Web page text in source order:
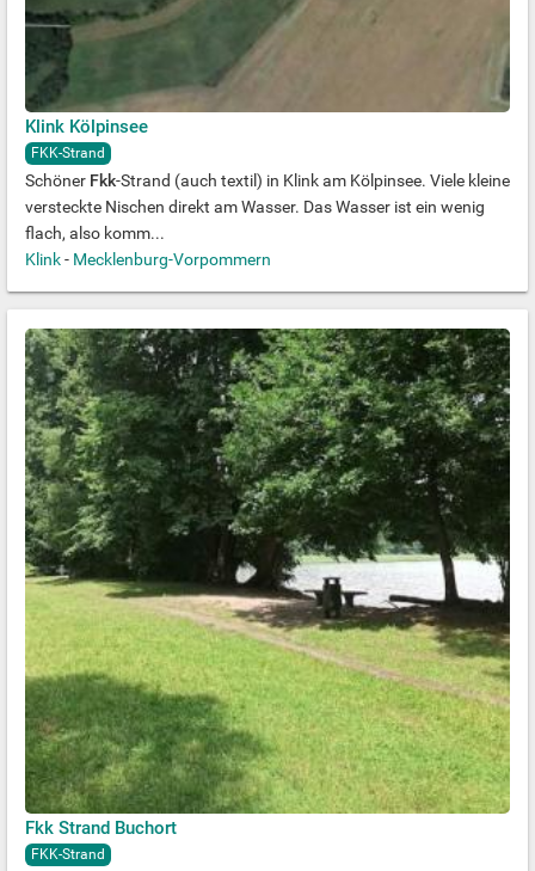
Klink Kölpinsee
FKK-Strand
Schöner Fkk-Strand (auch textil) in Klink am Kölpinsee. Viele kleine
versteckte Nischen direkt am Wasser. Das Wasser ist ein wenig
flach, also komm...
Klink- Mecklenburg-Vorpommern
Fkk Strand Buchort
FKK-Strand